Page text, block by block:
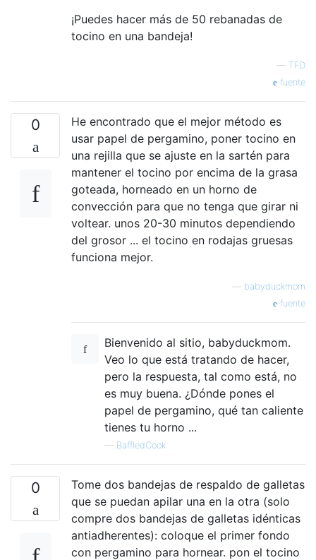
¡Puedes hacer más de 50 rebanadas de
tocino en una bandeja!
— TFD
fuente
0
He encontrado que el mejor método es
usar papel de pergamino, poner tocino en
una rejilla que se ajuste en la sartén para
mantener el tocino por encima de la grasa
goteada, horneado en un horno de
convección para que no tenga que girar ni
voltear. unos 20-30 minutos dependiendo
del grosor ... el tocino en rodajas gruesas
funciona mejor.
babyduckmom
fuente
Bienvenido al sitio, babyduckmom.
Veo lo que está tratando de hacer,
pero la respuesta, tal como está, no
es muy buena. ¿Dónde pones el
papel de pergamino, qué tan caliente
tienes tu horno ...
— BaffledCook
0
Tome dos bandejas de respaldo de galletas
que se puedan apilar una en la otra (solo
compre dos bandejas de galletas idénticas
antiadherentes): coloque el primer fondo
con pergamino para hornear. pon el tocino